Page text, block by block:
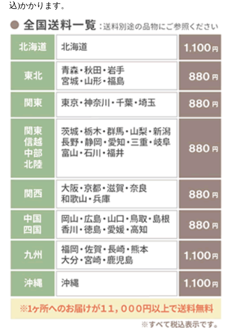
込)かかります。